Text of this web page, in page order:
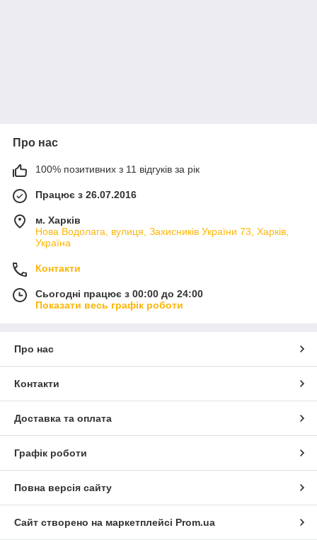
Про нас
100% позитивних з 11 відгуків за рік
Працює з 26.07.2016
м. Харків
Нова Водолага, вулиця, Захисників України 73, Харків,
Україна
Контакти
Сьогодні працює з 00:00 до 24:00
Показати весь графік роботи
Про нас
Контакти
Доставка та оплата
Графік роботи
Повна версія сайту
Сайт створено на маркетплейсі Prom.ua